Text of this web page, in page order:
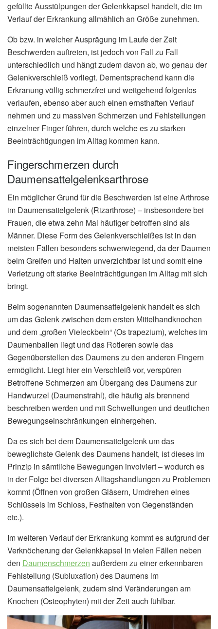
gefüllte Ausstülpungen der Gelenkkapsel handelt, die im
Verlauf der Erkrankung allmählich an Größe zunehmen.
Ob bzw. in welcher Ausprägung im Laufe der Zeit
Beschwerden auftreten, ist jedoch von Fall zu Fall
unterschiedlich und hängt zudem davon ab, wo genau der
Gelenkverschleiß vorliegt. Dementsprechend kann die
Erkranung völlig schmerzfrei und weitgehend folgenlos
verlaufen, ebenso aber auch einen ernsthaften Verlauf
nehmen und zu massiven Schmerzen und Fehlstellungen
einzelner Finger führen, durch welche es zu starken
Beeinträchtigungen im Alltag kommen kann.
Fingerschmerzen durch
Daumensattelgelenksarthrose
Ein möglicher Grund für die Beschwerden ist eine Arthrose
im Daumensattelgelenk (Rizarthrose) – insbesondere bei
Frauen, die etwa zehn Mal häufiger betroffen sind als
Männer. Diese Form des Gelenkverschleißes ist in den
meisten Fällen besonders schwerwiegend, da der Daumen
beim Greifen und Halten unverzichtbar ist und somit eine
Verletzung oft starke Beeinträchtigungen im Alltag mit sich
bringt.
Beim sogenannten Daumensattelgelenk handelt es sich
um das Gelenk zwischen dem ersten Mittelhandknochen
und dem „großen Vieleckbein“ (Os trapezium), welches im
Daumenballen liegt und das Rotieren sowie das
Gegenüberstellen des Daumens zu den anderen Fingern
ermöglicht. Liegt hier ein Verschleiß vor, verspüren
Betroffene Schmerzen am Übergang des Daumens zur
Handwurzel (Daumenstrahl), die häufig als brennend
beschreiben werden und mit Schwellungen und deutlichen
Bewegungseinschränkungen einhergehen.
Da es sich bei dem Daumensattelgelenk um das
beweglichste Gelenk des Daumens handelt, ist dieses im
Prinzip in sämtliche Bewegungen involviert – wodurch es
in der Folge bei diversen Alltagshandlungen zu Problemen
kommt (Öffnen von großen Gläsern, Umdrehen eines
Schlüssels im Schloss, Festhalten von Gegenständen
etc.).
Im weiteren Verlauf der Erkrankung kommt es aufgrund der
Verknöcherung der Gelenkkapsel in vielen Fällen neben
den Daumenschmerzen außerdem zu einer erkennbaren
Fehlstellung (Subluxation) des Daumens im
Daumensattelgelenk, zudem sind Veränderungen am
Knochen (Osteophyten) mit der Zeit auch fühlbar.